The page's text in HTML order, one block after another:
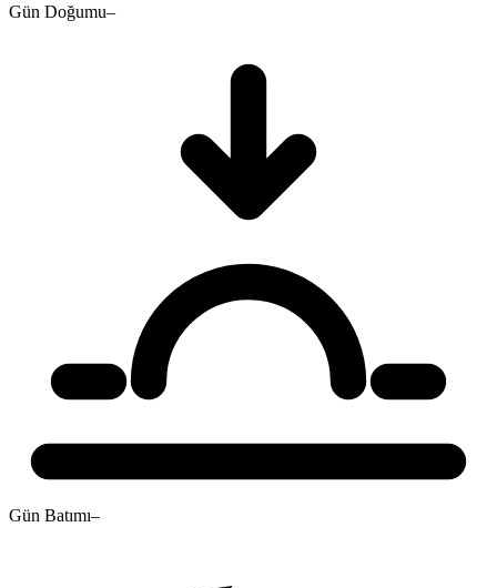
Gün Doğumu–
Gün Batımı–